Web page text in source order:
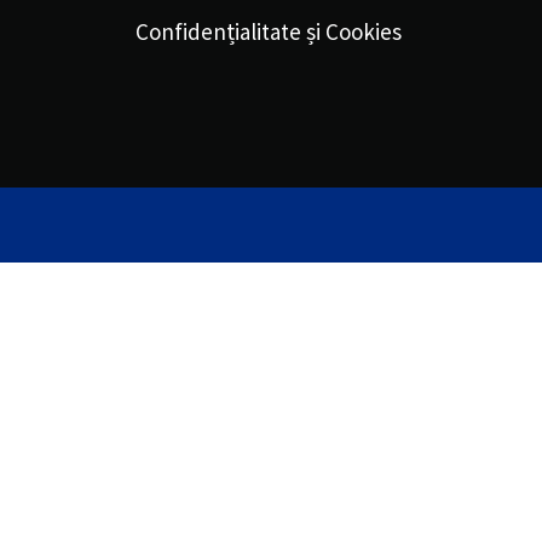
Confidențialitate și Cookies